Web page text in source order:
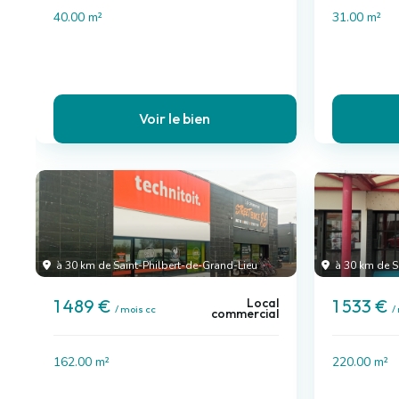
40.00 m²
Voir le bien
31.00 m²
à 30 km de Saint-Philbert-de-Grand-Lieu
1 489 € / mois cc Local
commercial
162.00 m²
à 30 km de
1 533 € /
220.00 m²